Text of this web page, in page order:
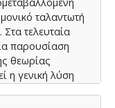
ταλαντωτή
τελευταία
παρουσίαση
θεωρίας
η γενική λύση